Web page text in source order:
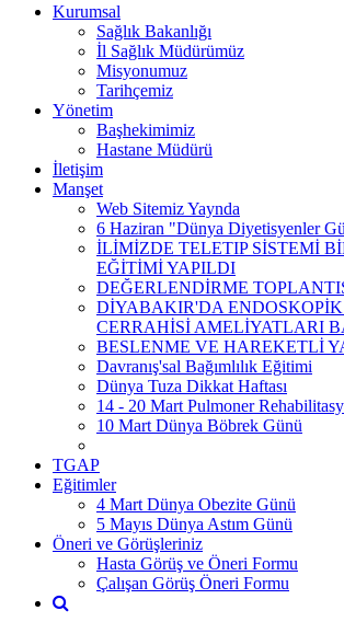
Kurumsal
Sağlık Bakanlığı
İl Sağlık Müdürümüz
Misyonumuz
Tarihçemiz
Yönetim
Başhekimimiz
Hastane Müdürü
İletişim
Manşet
Web Sitemiz Yaynda
6 Haziran "Dünya Diyetisyenler
İLİMİZDE TELETIP SİSTEMİ
EĞİTİMİ YAPILDI
DEĞERLENDİRME
DİYABAKIR'DA
CERRAHİSİ AMELİYATLARI
BESLENME VE HAREKETLİ
Davranış'sal Bağımlılık Eğitimi
Dünya Tuza Dikkat Haftası
14 - 20 Mart Pulmoner
10 Mart Dünya Böbrek Günü
TGAP
Eğitimler
4 Mart Dünya Obezite Günü
5 Mayıs Dünya Astım Günü
Öneri ve Görüşleriniz
Hasta Görüş ve Öneri Formu
Çalışan Görüş Öneri Formu